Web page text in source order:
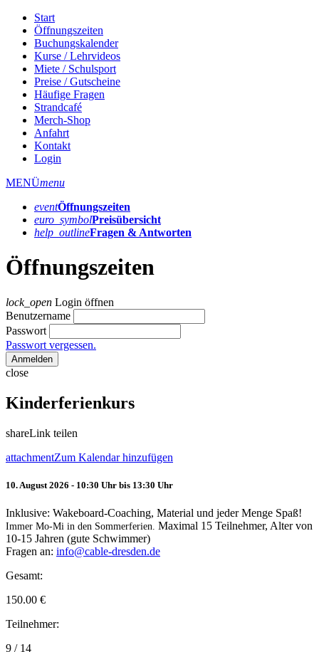
Start
Öffnungszeiten
Buchungskalender
Kurse / Lehrvideos
Miete / Schulsport
Preise / Gutscheine
Häufige Fragen
Strandcafé
Merch-Shop
Anfahrt
Kontakt
Login
MENÜmenu
eventÖffnungs­zeiten
euro_symbolPreis­übersicht
help_outlineFragen & Antworten
Öffnungszeiten
lock_open Login öffnen
Benutzername
Passwort
Passwort vergessen.
Anmelden
close
Kinderferienkurs
shareLink teilen
attachmentZum Kalendar hinzufügen
10. August 2026 - 10:30 Uhr bis 13:30 Uhr
Inklusive: Wakeboard-Coaching, Material und jeder Menge Spaß!
Immer Mo-Mi in den Sommerferien. Maximal 15 Teilnehmer, Alter von
10-15 Jahren (gute Schwimmer)
Fragen an: info@cable-dresden.de
Gesamt:
150.00 €
Teilnehmer:
9 / 14